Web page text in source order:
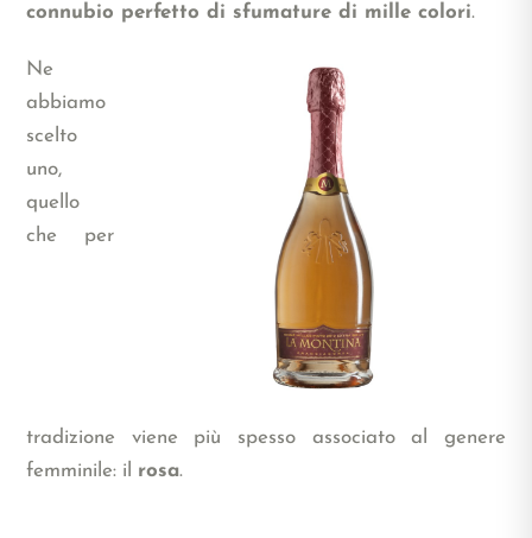
connubio perfetto di sfumature di mille colori.
Ne
abbiamo
scelto
uno,
quello
che per
tradizione viene più spesso associato al genere
femminile: il rosa.